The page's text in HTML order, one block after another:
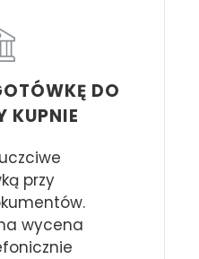
DO
KUPNIE
przy
wycena